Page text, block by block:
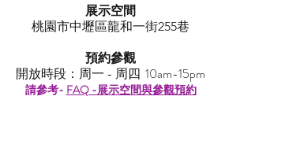
展示空間
​桃園市中壢區龍和一街255巷
預約參觀
開放時段：周一 - 周四 10am-15pm
請參考- FAQ -展示空間與參觀預約